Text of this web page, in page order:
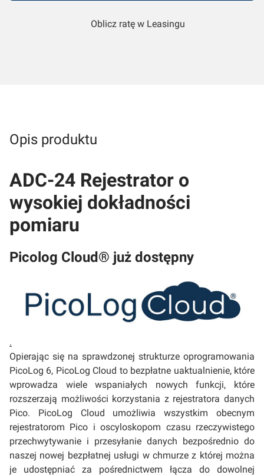
Oblicz ratę w Leasingu
Opis produktu
ADC-24 Rejestrator o
wysokiej dokładności
pomiaru
Picolog Cloud® już dostępny
.
Opierając się na sprawdzonej strukturze oprogramowania
PicoLog 6, PicoLog Cloud to bezpłatne uaktualnienie, które
wprowadza wiele wspaniałych nowych funkcji, które
rozszerzają możliwości korzystania z rejestratora danych
Pico. PicoLog Cloud umożliwia wszystkim obecnym
rejestratorom Pico i oscyloskopom czasu rzeczywistego
przechwytywanie i przesyłanie danych bezpośrednio do
naszej nowej bezpłatnej usługi w chmurze z której można
je udostępniać za pośrednictwem łącza do dowolnej